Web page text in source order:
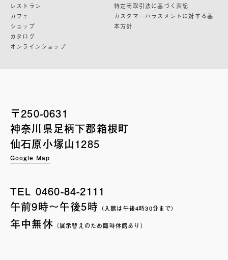
レストラン
カフェ
ショップ
カタログ
オンラインショップ
特定商取引法に基づく表記
カスタマーハラスメントに対する基
本方針
〒250-0631
神奈川県足柄下郡箱根町
仙石原小塚山1285
Google Map
TEL 0460-84-2111
午前9時〜午後5時 （入館は午後4時30分まで）
年中無休 （展示替えのため臨時休館あり）